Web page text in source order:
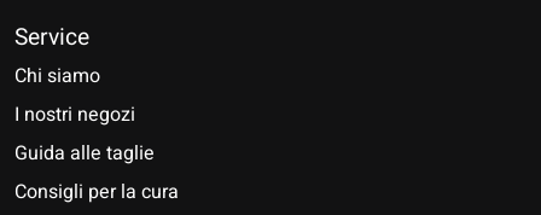
Service
Chi siamo
I nostri negozi
Guida alle taglie
Consigli per la cura